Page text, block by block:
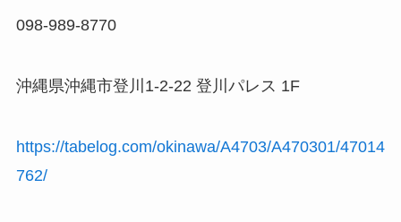
098-989-8770
沖縄県沖縄市登川1-2-22 登川パレス 1F
https://tabelog.com/okinawa/A4703/A470301/47014
762/